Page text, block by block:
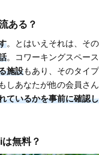
ある？
。とはいえそれは、その
。コワーキングスペース
施設もあり、そのタイプ
しあなたが他の会員さん
ているかを事前に確認し
無料？